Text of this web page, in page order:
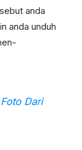
anda
anda unduh
Dari